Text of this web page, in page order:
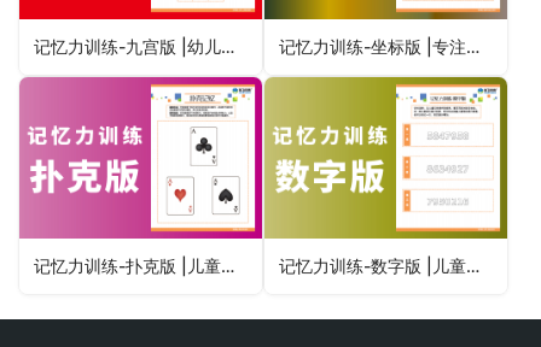
记忆力训练-九宫版 |幼儿童小学生记忆力不好怎么办 记忆力训练-坐标版 |专注力不集中记性不好的孩子用什么训练
记忆力训练-扑克版 |儿童记性不好怎么训练趣味提升专注力 记忆力训练-数字版 |儿童学习能力训练中心图卡高清晰文件